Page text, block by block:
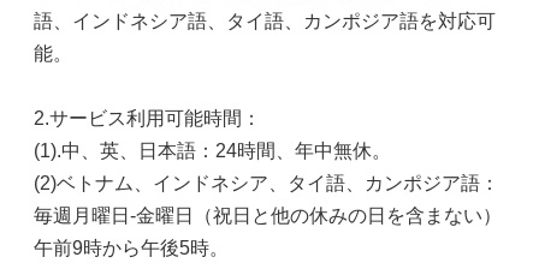
語、インドネシア語、タイ語、カンポジア語を対応可
能。
2.サービス利用可能時間：
(1).中、英、日本語：24時間、年中無休。
(2)ベトナム、インドネシア、タイ語、カンポジア語：
毎週月曜日-金曜日（祝日と他の休みの日を含まない）
午前9時から午後5時。